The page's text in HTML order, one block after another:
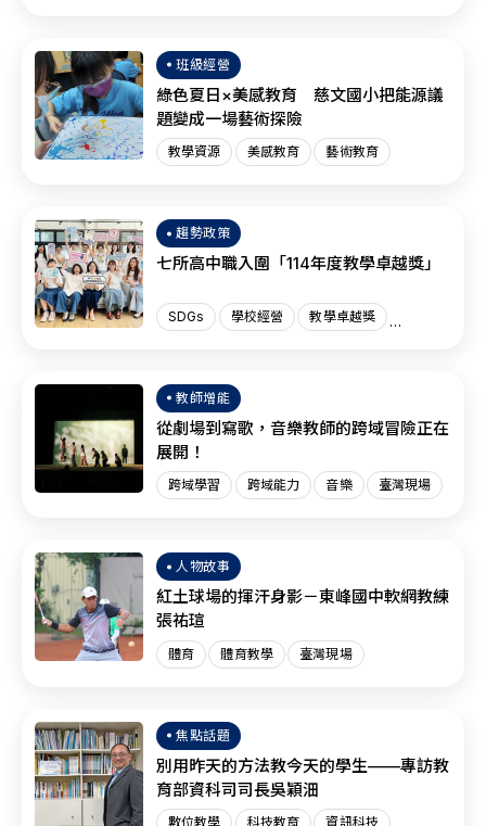
班級經營
綠色夏日×美感教育 慈文國小把能源議
題變成一場藝術探險
教學資源 美感教育 藝術教育
趨勢政策
七所高中職入圍「114年度教學卓越獎」
SDGs 學校經營 教學卓越獎
教師增能
從劇場到寫歌，音樂教師的跨域冒險正在
展開！
跨域學習 跨域能力 音樂 臺灣現場
人物故事
紅土球場的揮汗身影－東峰國中軟網教練
張祐瑄
體育 體育教學 臺灣現場
焦點話題
別用昨天的方法教今天的學生——專訪教
育部資科司司長吳穎沺
數位教學 科技教育 資訊科技